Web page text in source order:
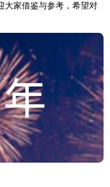
大家借鉴与参考，希望对